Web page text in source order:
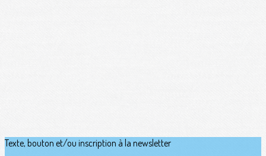
Texte, bouton et/ou inscription à la newsletter